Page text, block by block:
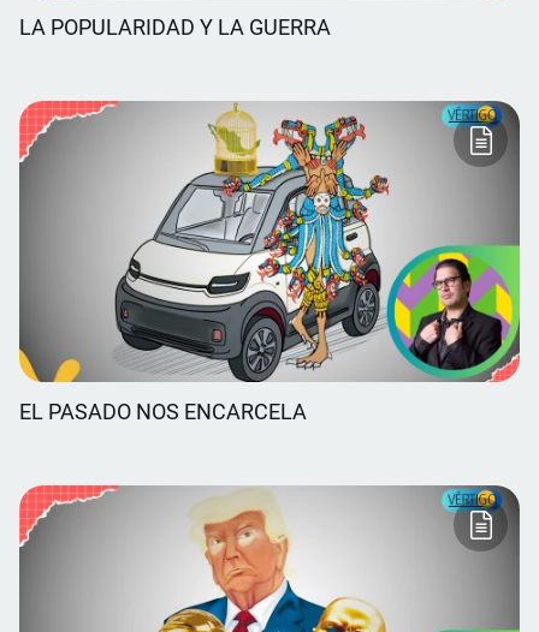
LA POPULARIDAD Y LA GUERRA
EL PASADO NOS ENCARCELA